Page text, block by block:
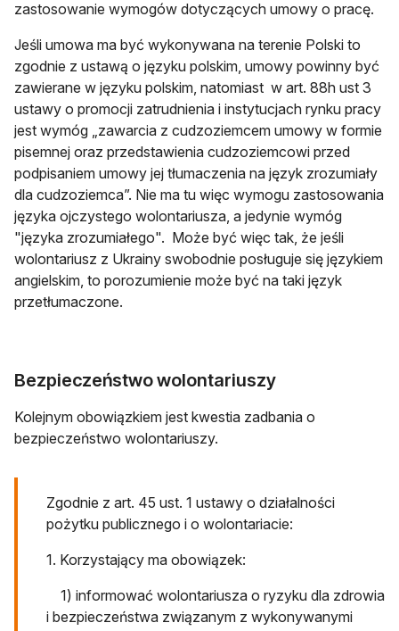
zastosowanie wymogów dotyczących umowy o pracę.
Jeśli umowa ma być wykonywana na terenie Polski to
zgodnie z ustawą o języku polskim, umowy powinny być
zawierane w języku polskim, natomiast w art. 88h ust 3
ustawy o promocji zatrudnienia i instytucjach rynku pracy
jest wymóg „zawarcia z cudzoziemcem umowy w formie
pisemnej oraz przedstawienia cudzoziemcowi przed
podpisaniem umowy jej tłumaczenia na język zrozumiały
dla cudzoziemca”. Nie ma tu więc wymogu zastosowania
języka ojczystego wolontariusza, a jedynie wymóg
"języka zrozumiałego". Może być więc tak, że jeśli
wolontariusz z Ukrainy swobodnie posługuje się językiem
angielskim, to porozumienie może być na taki język
przetłumaczone.
Bezpieczeństwo wolontariuszy
Kolejnym obowiązkiem jest kwestia zadbania o
bezpieczeństwo wolontariuszy.
Zgodnie z art. 45 ust. 1 ustawy o działalności
pożytku publicznego i o wolontariacie:
1. Korzystający ma obowiązek:
1) informować wolontariusza o ryzyku dla zdrowia
i bezpieczeństwa związanym z wykonywanymi